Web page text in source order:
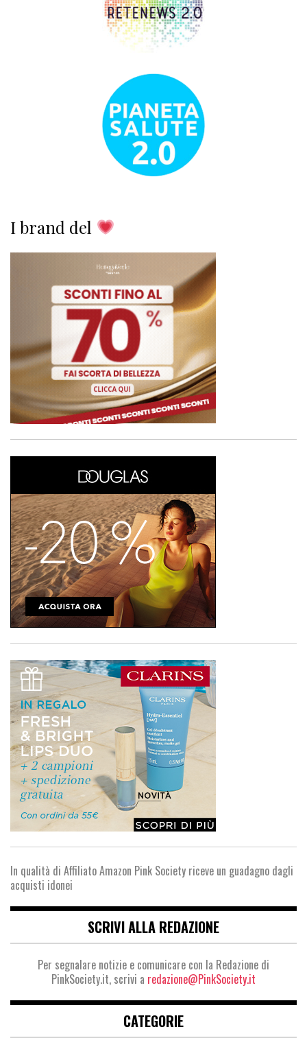
I brand del
In qualità di Affiliato Amazon Pink Society riceve un guadagno dagli
acquisti idonei
SCRIVI ALLA REDAZIONE
Per segnalare notizie e comunicare con la Redazione di
PinkSociety.it, scrivi a redazione@PinkSociety.it
CATEGORIE